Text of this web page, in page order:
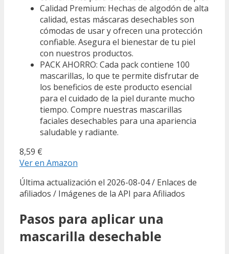
Calidad Premium: Hechas de algodón de alta
calidad, estas máscaras desechables son
cómodas de usar y ofrecen una protección
confiable. Asegura el bienestar de tu piel
con nuestros productos.
PACK AHORRO: Cada pack contiene 100
mascarillas, lo que te permite disfrutar de
los beneficios de este producto esencial
para el cuidado de la piel durante mucho
tiempo. Compre nuestras mascarillas
faciales desechables para una apariencia
saludable y radiante.
8,59 €
Ver en Amazon
Última actualización el 2026-08-04 / Enlaces de
afiliados / Imágenes de la API para Afiliados
Pasos para aplicar una
mascarilla desechable